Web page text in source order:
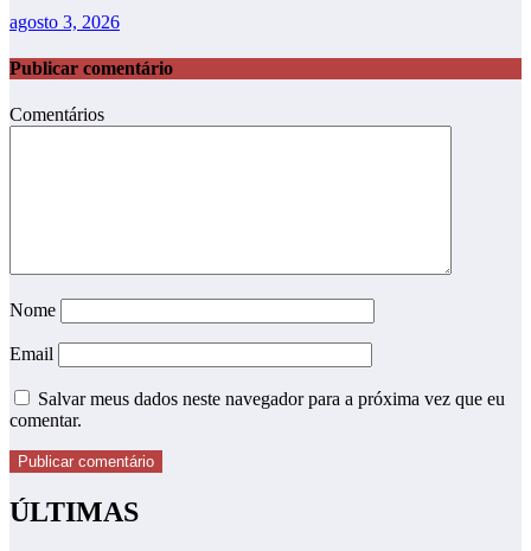
agosto 3, 2026
Publicar comentário
Comentários
Nome
Email
Salvar meus dados neste navegador para a próxima vez que eu
comentar.
ÚLTIMAS